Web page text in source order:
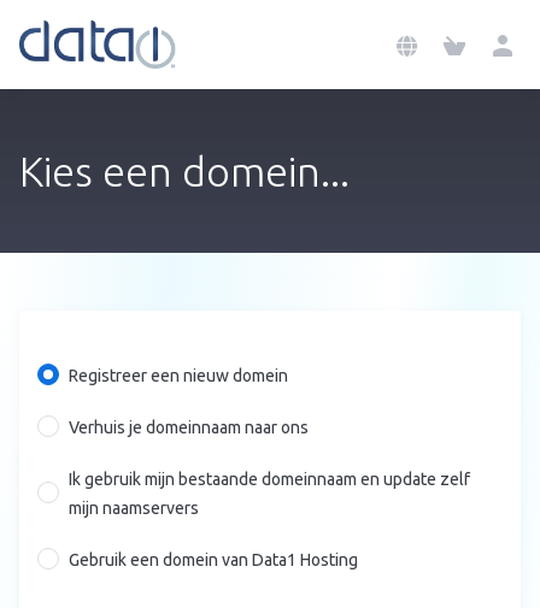
Kies een domein...
Registreer een nieuw domein
Verhuis je domeinnaam naar ons
Ik gebruik mijn bestaande domeinnaam en update zelf
mijn naamservers
Gebruik een domein van Data1 Hosting